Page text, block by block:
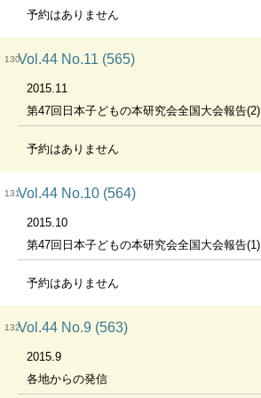
予約はありません
130Vol.44 No.11 (565)
2015.11
第47回日本子どもの本研究会全国大会報告(2)
予約はありません
131Vol.44 No.10 (564)
2015.10
第47回日本子どもの本研究会全国大会報告(1)
予約はありません
132Vol.44 No.9 (563)
2015.9
各地からの発信